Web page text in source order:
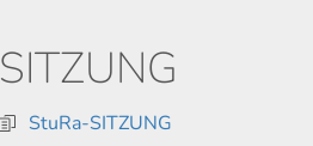
StuRa-SITZUNG